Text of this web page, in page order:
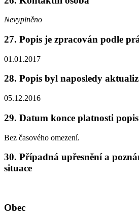
Nevyplněno
27. Popis je zpracován podle
01.01.2017
28. Popis byl naposledy
05.12.2016
29. Datum konce platnosti
Bez časového omezení.
30. Případná upřesnění a
situace
Obec